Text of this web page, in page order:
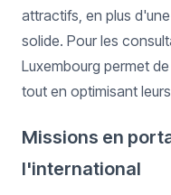
attractifs, en plus
solide. Pour les
Luxembourg permet
tout en optimisant
Missions en
l'international